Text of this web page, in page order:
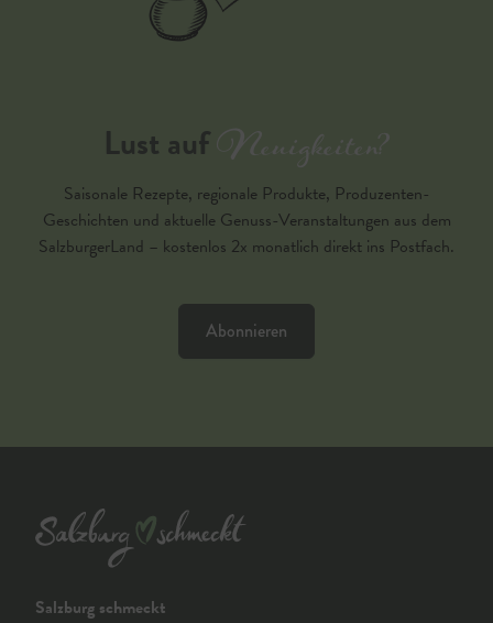
Lust aufNeuigkeiten?
Saisonale Rezepte, regionale Produkte, Produzenten-
Geschichten und aktuelle Genuss-Veranstaltungen aus dem
SalzburgerLand – kostenlos 2x monatlich direkt ins Postfach.
Abonnieren
Salzburg schmeckt